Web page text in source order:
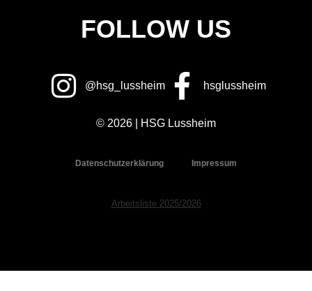
FOLLOW US
@hsg_lussheim hsglussheim
© 2026 | HSG Lussheim
Datenschutzerklärung Impressum
Arbeitsliste 2025/2026